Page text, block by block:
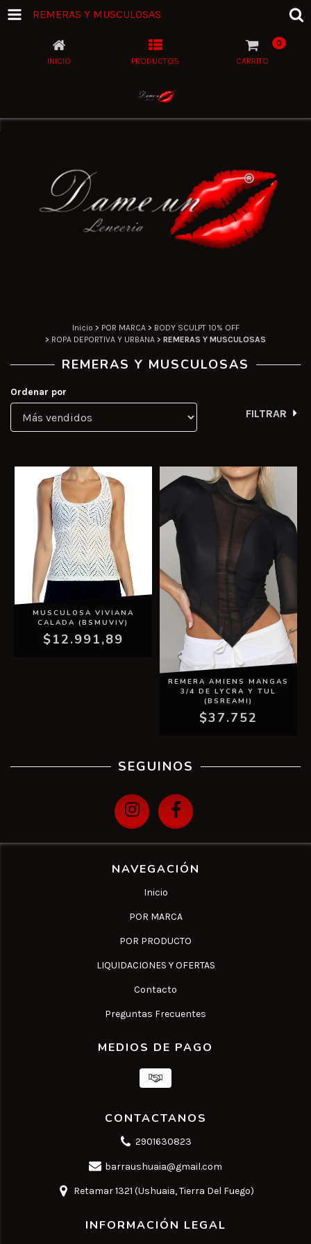
REMERAS Y MUSCULOSAS
INICIO PRODUCTOS CARRITO
0
Inicio > POR MARCA > BODY SCULPT 10% OFF
> ROPA DEPORTIVA Y URBANA > REMERAS Y MUSCULOSAS
REMERAS Y MUSCULOSAS
Ordenar por
FILTRAR
MUSCULOSA VIVIANA
CALADA (BSMUVIV)
$12.991,89
REMERA AMIENS MANGAS
3/4 DE LYCRA Y TUL
(BSREAMI)
$37.752
SEGUINOS
NAVEGACIÓN
Inicio
POR MARCA
POR PRODUCTO
LIQUIDACIONES Y OFERTAS
Contacto
Preguntas Frecuentes
MEDIOS DE PAGO
CONTACTANOS
2901630823
barraushuaia@gmail.com
Retamar 1321 (Ushuaia, Tierra Del Fuego)
INFORMACIÓN LEGAL